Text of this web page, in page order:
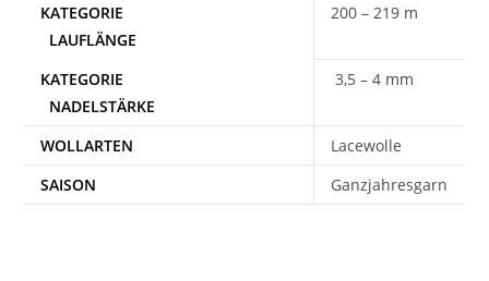
200 – 219 m
3,5 – 4 mm
WOLLARTEN
Lacewolle
SAISON
Ganzjahresgarn